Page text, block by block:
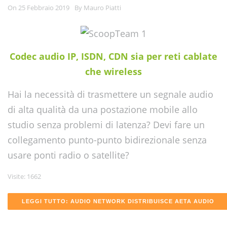
On 25 Febbraio 2019 By Mauro Piatti
Codec audio IP, ISDN, CDN sia per reti cablate
che wireless
Hai la necessità di trasmettere un segnale audio
di alta qualità da una postazione mobile allo
studio senza problemi di latenza? Devi fare un
collegamento punto-punto bidirezionale senza
usare ponti radio o satellite?
Visite: 1662
LEGGI TUTTO: AUDIO NETWORK DISTRIBUISCE AETA AUDIO